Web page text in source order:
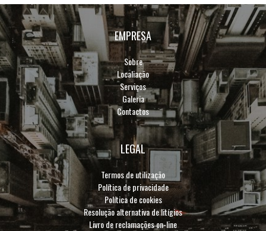
EMPRESA
Sobre
Localiação
Serviços
Galeria
Contactos
LEGAL
Termos de utilização
Política de privacidade
Política de cookies
Resolução alternativa de litígios
Livro de reclamações on-line